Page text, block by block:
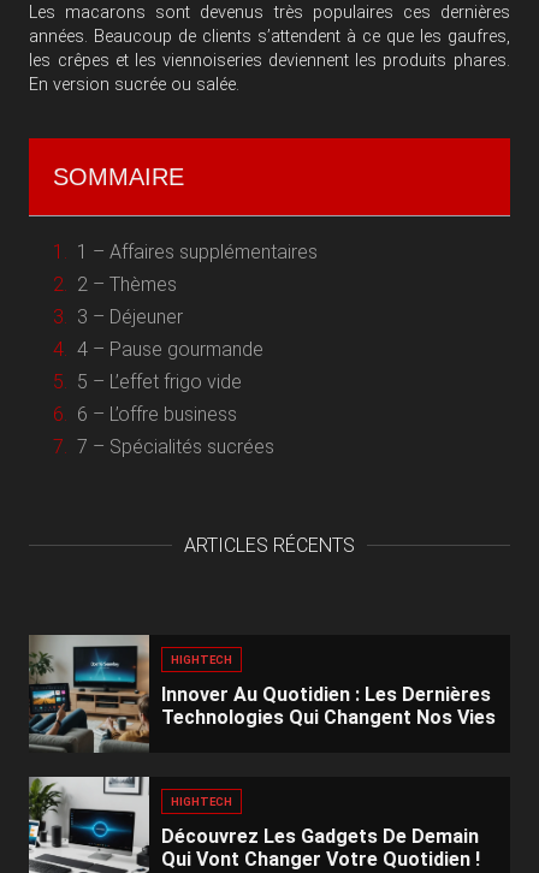
Les macarons sont devenus très populaires ces dernières
années. Beaucoup de clients s’attendent à ce que les gaufres,
les crêpes et les viennoiseries deviennent les produits phares.
En version sucrée ou salée.
SOMMAIRE
1 – Affaires supplémentaires
2 – Thèmes
3 – Déjeuner
4 – Pause gourmande
5 – L’effet frigo vide
6 – L’offre business
7 – Spécialités sucrées
ARTICLES RÉCENTS
HIGHTECH
Innover Au Quotidien : Les Dernières
Technologies Qui Changent Nos Vies
HIGHTECH
Découvrez Les Gadgets De Demain
Qui Vont Changer Votre Quotidien !